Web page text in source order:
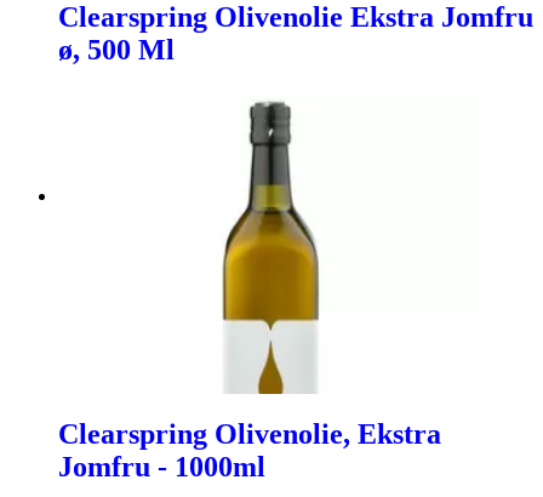
Clearspring Olivenolie Ekstra Jomfru
ø, 500 Ml
Clearspring Olivenolie, Ekstra
Jomfru - 1000ml